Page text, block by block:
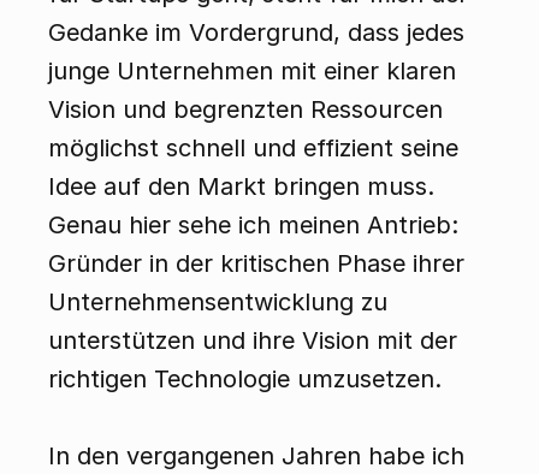
Gedanke im Vordergrund, dass jedes
junge Unternehmen mit einer klaren
Vision und begrenzten Ressourcen
möglichst schnell und effizient seine
Idee auf den Markt bringen muss.
Genau hier sehe ich meinen Antrieb:
Gründer in der kritischen Phase ihrer
Unternehmensentwicklung zu
unterstützen und ihre Vision mit der
richtigen Technologie umzusetzen.
In den vergangenen Jahren habe ich